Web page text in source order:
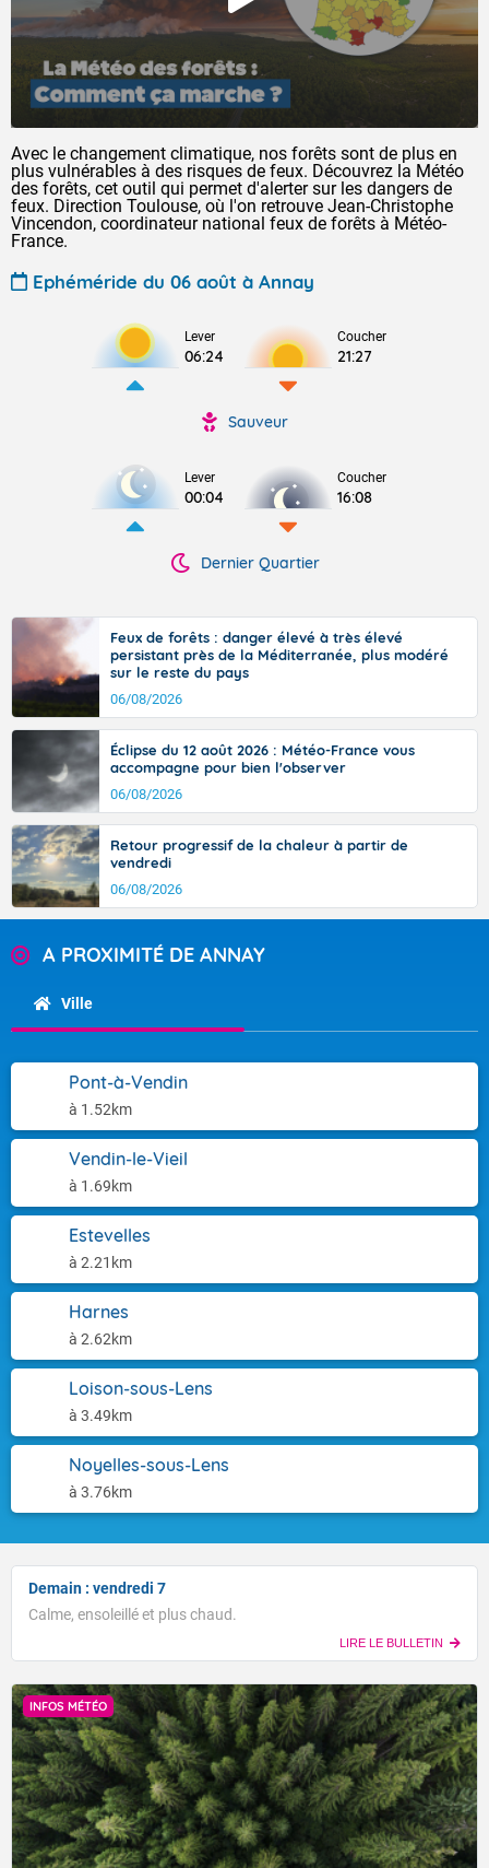
Avec le changement climatique, nos forêts sont de plus en
plus vulnérables à des risques de feux. Découvrez la Météo
des forêts, cet outil qui permet d'alerter sur les dangers de
feux. Direction Toulouse, où l'on retrouve Jean-Christophe
Vincendon, coordinateur national feux de forêts à Météo-
France.
Ephéméride du 06 août à Annay
Lever
06:24
Coucher
21:27
Sauveur
Lever
00:04
Coucher
16:08
Dernier Quartier
Feux de forêts : danger élevé à très élevé
persistant près de la Méditerranée, plus modéré
sur le reste du pays
06/08/2026
Éclipse du 12 août 2026 : Météo-France vous
accompagne pour bien l'observer
06/08/2026
Retour progressif de la chaleur à partir de
vendredi
06/08/2026
A PROXIMITÉ DE ANNAY
Ville
Pont-à-Vendin
à 1.52km
Vendin-le-Vieil
à 1.69km
Estevelles
à 2.21km
Harnes
à 2.62km
Loison-sous-Lens
à 3.49km
Noyelles-sous-Lens
à 3.76km
Demain : vendredi 7
Calme, ensoleillé et plus chaud.
LIRE LE BULLETIN
INFOS MÉTÉO